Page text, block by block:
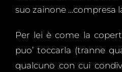
suo zainone …compresa
Per lei è come la
puo’ toccarla (tranne
qualcuno con cui